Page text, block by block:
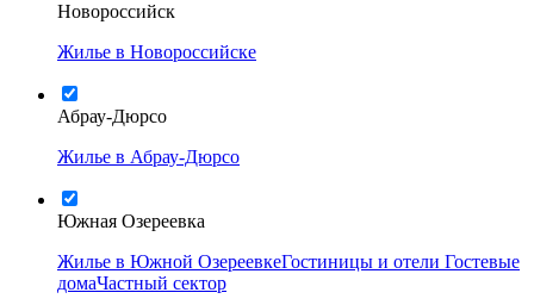
Новороссийск
Жилье в Новороссийске
Абрау-Дюрсо
Жилье в Абрау-Дюрсо
Южная Озереевка
Жилье в Южной ОзереевкеГостиницы и отели Гостевые
домаЧастный сектор